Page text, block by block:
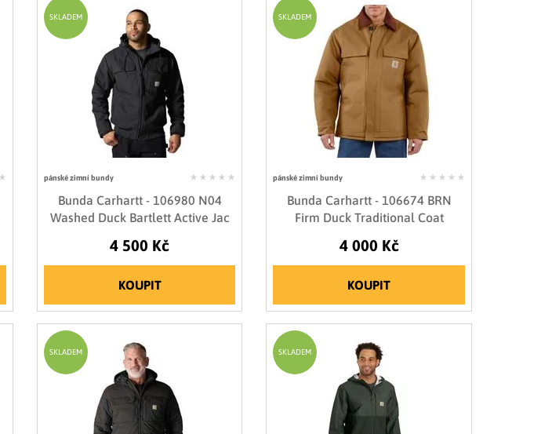
pánské zimní bundy
Bunda Carhartt - 106980 N04
Washed Duck Bartlett Active Jac
4 500 Kč
KOUPIT
SKLADEM
pánské zimní bundy
Bunda Carhartt - 106674 BRN
Firm Duck Traditional Coat
4 000 Kč
KOUPIT
SKLADEM
SKLADEM SKLADEM